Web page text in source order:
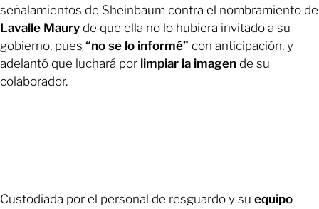
señalamientos de Sheinbaum contra el nombramiento de
Lavalle Maury de que ella no lo hubiera invitado a su
gobierno, pues “no se lo informé” con anticipación, y
adelantó que luchará por limpiar la imagen de su
colaborador.
Custodiada por el personal de resguardo y su equipo